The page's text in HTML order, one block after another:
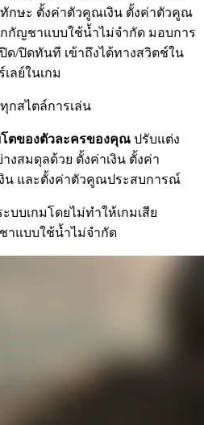
กษะ ตั้งค่าตัวคูณเงิน ตั้งค่าตัวคูณ
กัญชาแบบใช้น้ำไม่จำกัด มอบการ
/ปิดทันที เข้าถึงได้ทางสวิตช์ใน
ลย์ในเกม
กสไตล์การเล่น
โตของตัวละครของคุณ ปรับแต่ง
สมดุลด้วย ตั้งค่าเงิน ตั้งค่า
น และตั้งค่าตัวคูณประสบการณ์
บบเกมโดยไม่ทำให้เกมเสีย
าแบบใช้น้ำไม่จำกัด